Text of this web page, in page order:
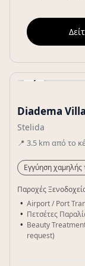
‹
Diadema
Stelida
📍 3.5 km από το
Εγγύηση χαμηλής
Παροχές
Airport / Port
Πετσέτες
Beauty
request)